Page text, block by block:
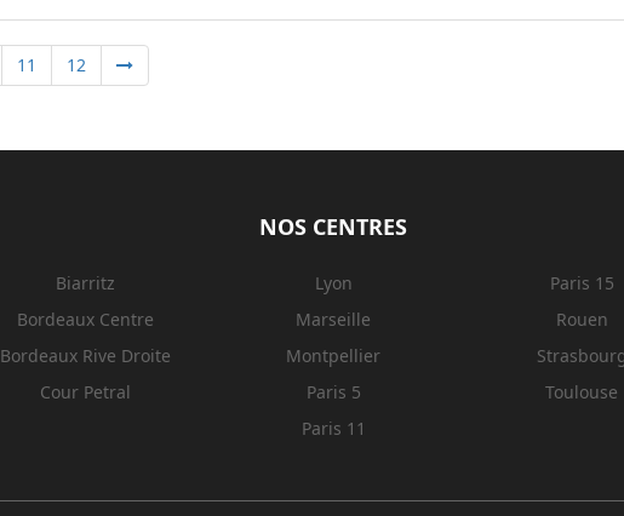
11 12
NOS CENTRES
Biarritz
Bordeaux Centre
Bordeaux Rive Droite
Cour Petral
Lyon
Marseille
Montpellier
Paris 5
Paris 11
Paris 15
Rouen
Toulouse